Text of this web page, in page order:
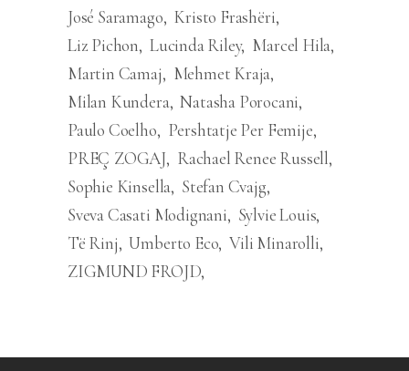
José Saramago Kristo Frashëri
Liz Pichon
Lucinda Riley Marcel Hila
Martin Camaj
Mehmet Kraja
Milan Kundera Natasha Porocani
Paulo Coelho
Pershtatje Per Femije
PREÇ ZOGAJ
Rachael Renee Russell
Sophie Kinsella
Stefan Cvajg
Sveva Casati Modignani
Sylvie Louis
Të Rinj Umberto Eco Vili Minarolli
ZIGMUND FROJD